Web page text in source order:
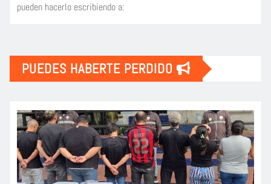
pueden hacerlo escribiendo a:
PUEDES HABERTE PERDIDO